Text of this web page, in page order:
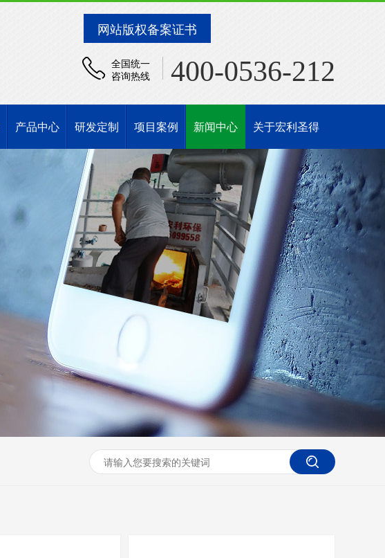
网站版权备案证书
全国统一
咨询热线
400-0536-212
产品中心 研发定制 项目案例 新闻中心 关于宏利圣得